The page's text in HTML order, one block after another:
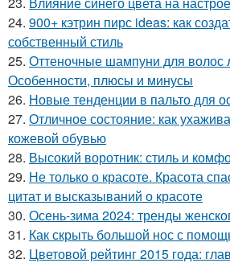
24. 900+ кэтрин пирс ideas: как
собственный стиль
25. Оттеночные шампуни для волос
Особенности, плюсы и минусы
26. Новые тенденции в пальто для
27. Отличное состояние: как
кожевой обувью
28. Высокий воротник: стиль и
29. Не только о красоте. Красота
цитат и высказываний о красоте
30. Осень-зима 2024: тренды
31. Как скрыть большой нос с
32. Цветовой рейтинг 2015 года: